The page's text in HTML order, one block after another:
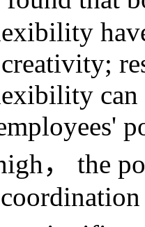
， the